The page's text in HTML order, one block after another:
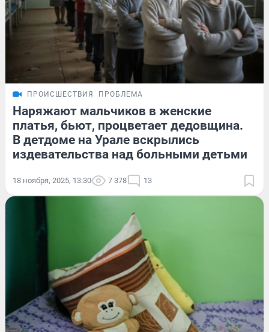
ПРОИСШЕСТВИЯ ПРОБЛЕМА
Наряжают мальчиков в женские
платья, бьют, процветает дедовщина.
В детдоме на Урале вскрылись
издевательства над больными детьми
18 ноября, 2025, 13:30 7 378 13